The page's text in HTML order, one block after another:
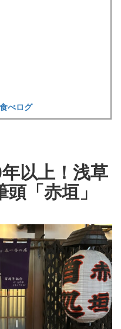
食べログ
以上！浅草
「赤垣」